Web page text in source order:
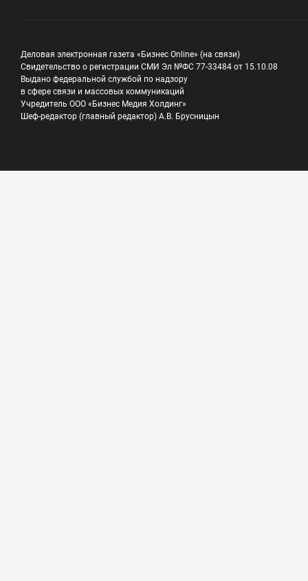
Деловая электронная газета «Бизнес Online» (на связи)
Свидетельство о регистрации СМИ Эл №ФС 77-33484 от 15.10.08
Выдано федеральной службой по надзору
в сфере связи и массовых коммуникаций
Учредитель ООО «Бизнес Медия Холдинг»
Шеф-редактор (главный редактор) А.В. Брусницын